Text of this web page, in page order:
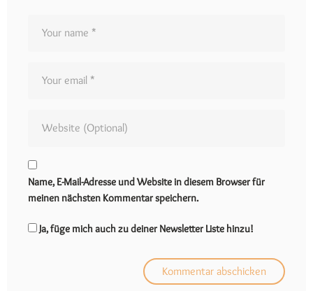
Name, E-Mail-Adresse und Website in diesem Browser für
meinen nächsten Kommentar speichern.
Ja, füge mich auch zu deiner Newsletter Liste hinzu!